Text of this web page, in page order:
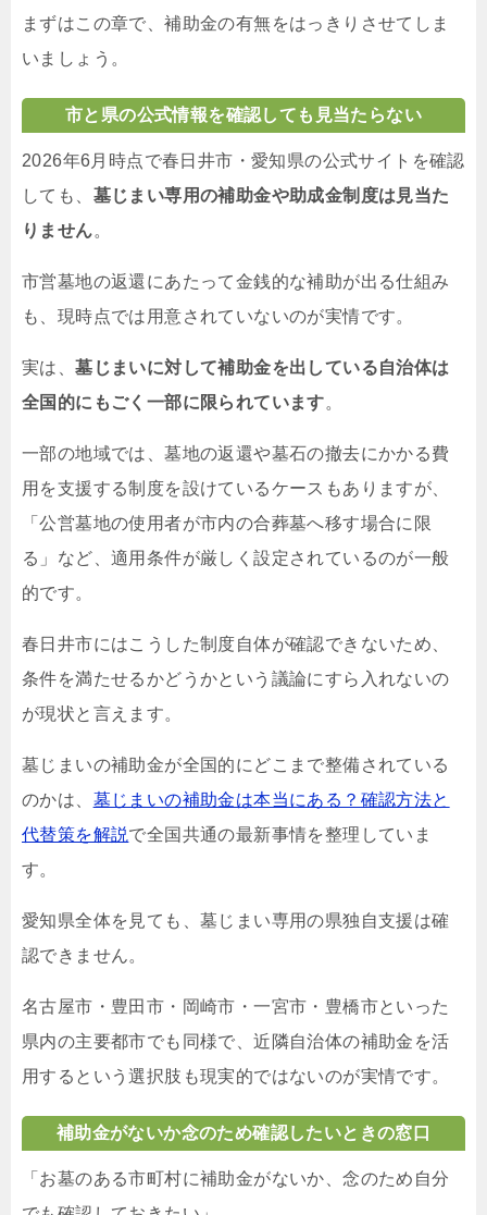
まずはこの章で、補助金の有無をはっきりさせてしま
いましょう。
市と県の公式情報を確認しても見当たらない
2026年6月時点で春日井市・愛知県の公式サイトを確認
しても、 墓じまい専用の補助金や助成金制度は見当た
りません。
市営墓地の返還にあたって金銭的な補助が出る仕組み
も、現時点では用意されていないのが実情です。
実は、墓じまいに対して補助金を出している自治体は
全国的にもごく一部に限られています。
一部の地域では、墓地の返還や墓石の撤去にかかる費
用を支援する制度を設けているケースもありますが、
「公営墓地の使用者が市内の合葬墓へ移す場合に限
る」など、適用条件が厳しく設定されているのが一般
的です。
春日井市にはこうした制度自体が確認できないため、
条件を満たせるかどうかという議論にすら入れないの
が現状と言えます。
墓じまいの補助金が全国的にどこまで整備されている
のかは、 墓じまいの補助金は本当にある？確認方法と
代替策を解説で全国共通の最新事情を整理していま
す。
愛知県全体を見ても、墓じまい専用の県独自支援は確
認できません。
名古屋市・豊田市・岡崎市・一宮市・豊橋市といった
県内の主要都市でも同様で、近隣自治体の補助金を活
用するという選択肢も現実的ではないのが実情です。
補助金がないか念のため確認したいときの窓口
「お墓のある市町村に補助金がないか、念のため自分